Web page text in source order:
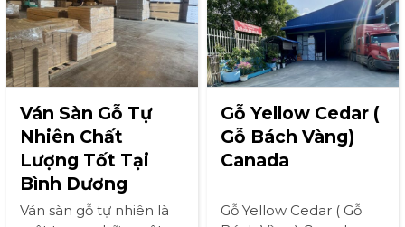
Ván Sàn Gỗ Tự
Nhiên Chất
Lượng Tốt Tại
Bình Dương
Ván sàn gỗ tự nhiên là
Gỗ Yellow Cedar (
Gỗ Bách Vàng)
Canada
Gỗ Yellow Cedar ( Gỗ